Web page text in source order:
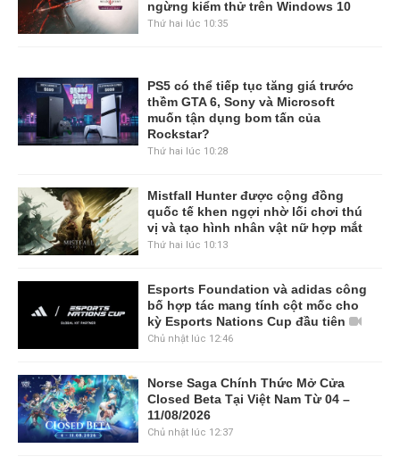
ngừng kiểm thử trên Windows 10
Thứ hai lúc 10:35
PS5 có thể tiếp tục tăng giá trước
thềm GTA 6, Sony và Microsoft
muốn tận dụng bom tấn của
Rockstar?
Thứ hai lúc 10:28
Mistfall Hunter được cộng đồng
quốc tế khen ngợi nhờ lối chơi thú
vị và tạo hình nhân vật nữ hợp mắt
Thứ hai lúc 10:13
Esports Foundation và adidas công
bố hợp tác mang tính cột mốc cho
kỳ Esports Nations Cup đầu tiên
Chủ nhật lúc 12:46
Norse Saga Chính Thức Mở Cửa
Closed Beta Tại Việt Nam Từ 04 –
11/08/2026
Chủ nhật lúc 12:37